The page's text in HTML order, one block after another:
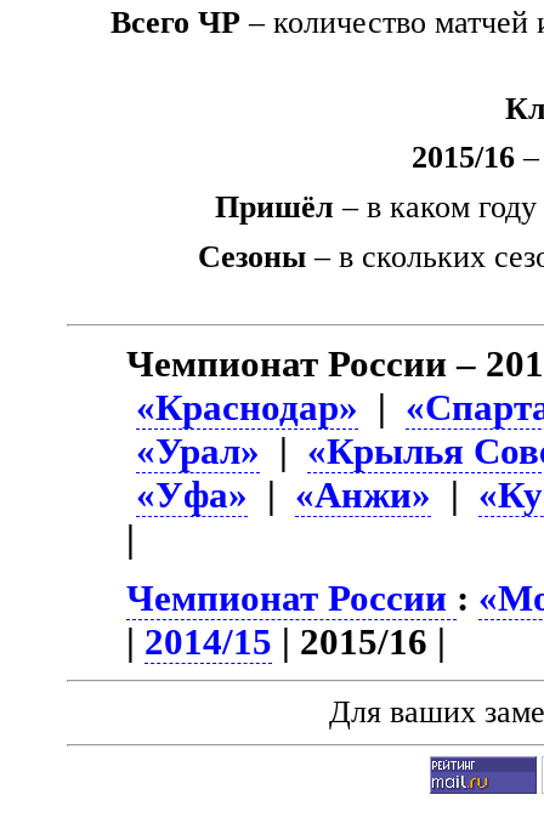
Всего ЧР – количество
2015/16 –
Пришёл – в каком
Сезоны – в скольких
Чемпионат России –
«Краснодар» |
«Урал» | «Крылья
«Уфа» | «Анжи» |
|
Чемпионат России :
| 2014/15 | 2015/16 |
Для ваших